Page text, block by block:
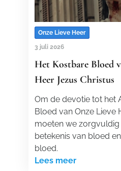
Onze Lieve Heer
3 juli 2026
Het Kostbare Bloed
Heer Jezus Christus
Om de devotie tot het
Bloed van Onze Lieve
moeten we zorgvuldig
betekenis van bloed
bloed.
Lees meer